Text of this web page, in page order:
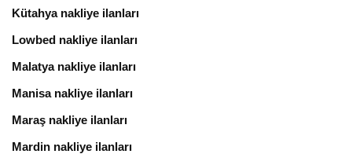
Kütahya nakliye ilanları
Lowbed nakliye ilanları
Malatya nakliye ilanları
Manisa nakliye ilanları
Maraş nakliye ilanları
Mardin nakliye ilanları